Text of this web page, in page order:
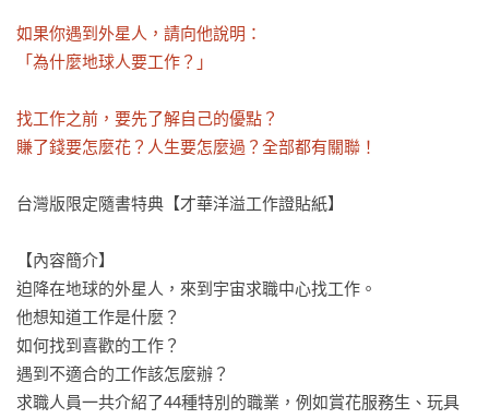
如果你遇到外星人，請向他說明：
「為什麼地球人要工作？」
找工作之前，要先了解自己的優點？
賺了錢要怎麼花？人生要怎麼過？全部都有關聯！
台灣版限定隨書特典【才華洋溢工作證貼紙】
【內容簡介】
迫降在地球的外星人，來到宇宙求職中心找工作。
他想知道工作是什麼？
如何找到喜歡的工作？
遇到不適合的工作該怎麼辦？
求職人員一共介紹了44種特別的職業，例如賞花服務生、玩具